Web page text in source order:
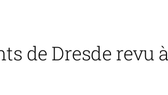
de Dresde revu